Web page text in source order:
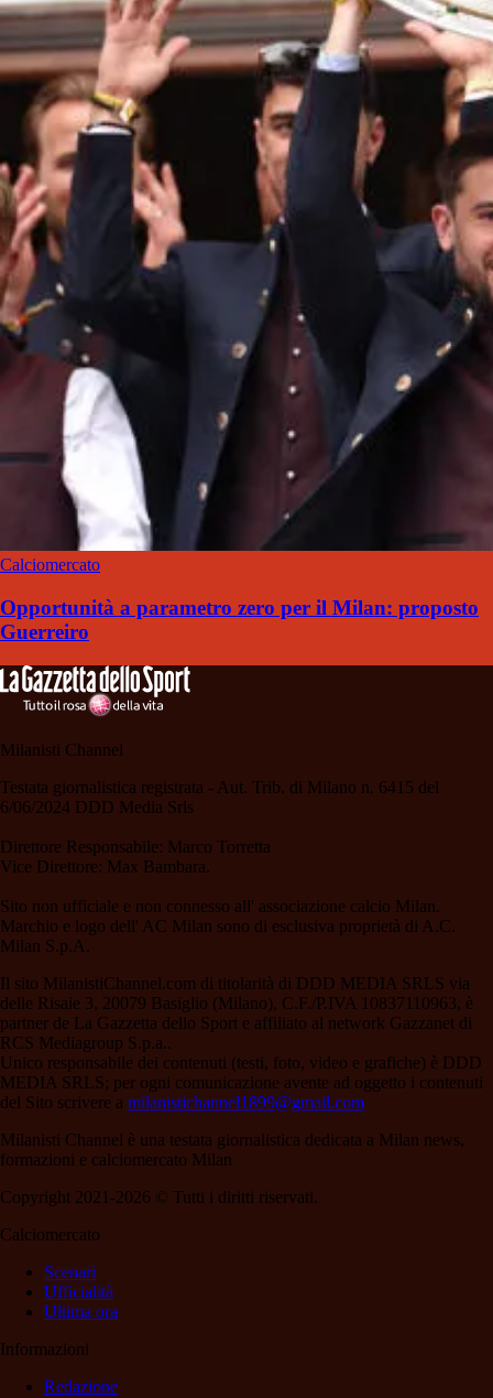
Calciomercato
Opportunità a parametro zero per il Milan: proposto
Guerreiro
Milanisti Channel
Testata giornalistica registrata - Aut. Trib. di Milano n. 6415 del
6/06/2024 DDD Media Srls
Direttore Responsabile: Marco Torretta
Vice Direttore: Max Bambara.
Sito non ufficiale e non connesso all' associazione calcio Milan.
Marchio e logo dell' AC Milan sono di esclusiva proprietà di A.C.
Milan S.p.A.
Il sito MilanistiChannel.com di titolarità di DDD MEDIA SRLS via
delle Risaie 3, 20079 Basiglio (Milano), C.F./P.IVA 10837110963, è
partner de La Gazzetta dello Sport e affiliato al network Gazzanet di
RCS Mediagroup S.p.a..
Unico responsabile dei contenuti (testi, foto, video e grafiche) è DDD
MEDIA SRLS; per ogni comunicazione avente ad oggetto i contenuti
del Sito scrivere a milanistichannel1899@gmail.com
Milanisti Channel è una testata giornalistica dedicata a Milan news,
formazioni e calciomercato Milan
Copyright 2021-2026 © Tutti i diritti riservati.
Calciomercato
Scenari
Ufficialità
Ultima ora
Informazioni
Redazione